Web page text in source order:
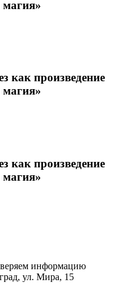
магия»
как произведение
магия»
как произведение
магия»
информацию
ул. Мира, 15